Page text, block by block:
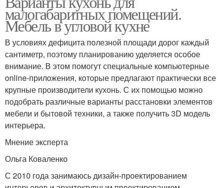
малогабаритных помещений.
Мебель в угловой кухне
В условиях дефицита полезной площади дорог каждый
сантиметр, поэтому планированию уделяется особое
внимание. В этом помогут специальные компьютерные
online-приложения, которые предлагают практически все
крупные производители кухонь. С их помощью можно
подобрать различные варианты расстановки элементов
мебели и бытовой техники, а также получить 3D модель
интерьера.
Мнение эксперта
Ольга Коваленко
С 2010 года занимаюсь дизайн-проектированием